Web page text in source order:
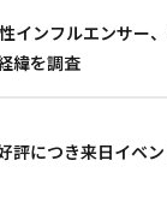
インフルエンサー
緯を調査
評につき来日イベ